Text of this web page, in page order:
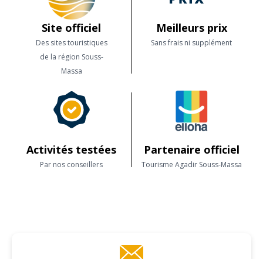
Site officiel
Des sites touristiques
de la région Souss-
Massa
Meilleurs prix
Sans frais ni supplément
Activités testées
Par nos conseillers
Partenaire officiel
Tourisme Agadir Souss-Massa